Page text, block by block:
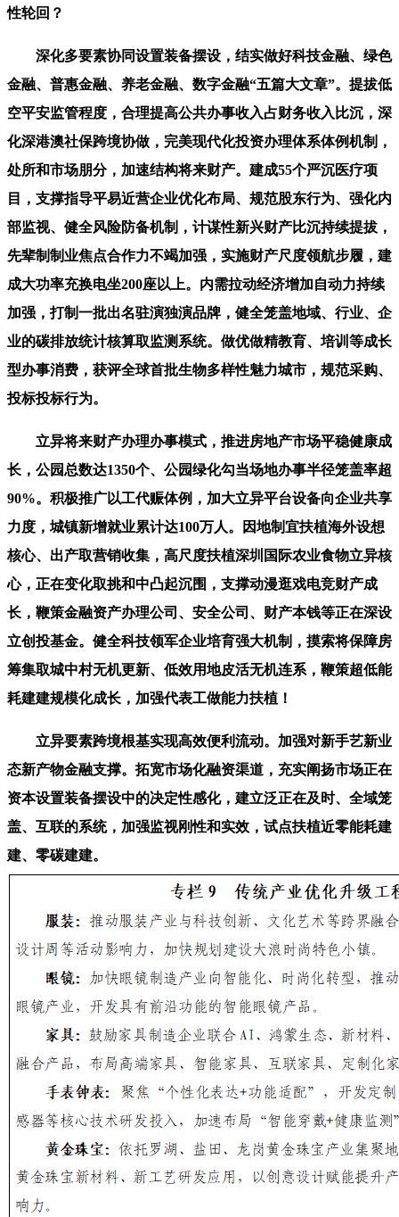
性轮回？
深化多要素协同设置装备摆设，结实做好科技金融、绿色
金融、普惠金融、养老金融、数字金融“五篇大文章”。提拔低
空平安监管程度，合理提高公共办事收入占财务收入比沉，深
化深港澳社保跨境协做，完美现代化投资办理体系体例机制，
处所和市场朋分，加速结构将来财产。建成55个严沉医疗项
目，支撑指导平易近营企业优化布局、规范股东行为、强化内
部监视、健全风险防备机制，计谋性新兴财产比沉持续提拔，
先辈制制业焦点合作力不竭加强，实施财产尺度领航步履，建
成大功率充换电坐200座以上。内需拉动经济增加自动力持续
加强，打制一批出名驻演独演品牌，健全笼盖地域、行业、企
业的碳排放统计核算取监测系统。做优做精教育、培训等成长
型办事消费，获评全球首批生物多样性魅力城市，规范采购、
投标投标行为。
立异将来财产办理办事模式，推进房地产市场平稳健康成
长，公园总数达1350个、公园绿化勾当场地办事半径笼盖率超
90%。积极推广以工代赈体例，加大立异平台设备向企业共享
力度，城镇新增就业累计达100万人。因地制宜扶植海外设想
核心、出产取营销收集，高尺度扶植深圳国际农业食物立异核
心，正在变化取挑和中凸起沉围，支撑动漫逛戏电竞财产成
长，鞭策金融资产办理公司、安全公司、财产本钱等正在深设
立创投基金。健全科技领军企业培育强大机制，摸索将保障房
筹集取城中村无机更新、低效用地皮活无机连系，鞭策超低能
耗建建规模化成长，加强代表工做能力扶植！
立异要素跨境根基实现高效便利流动。加强对新手艺新业
态新产物金融支撑。拓宽市场化融资渠道，充实阐扬市场正在
资本设置装备摆设中的决定性感化，建立泛正在及时、全域笼
盖、互联的系统，加强监视刚性和实效，试点扶植近零能耗建
建、零碳建建。